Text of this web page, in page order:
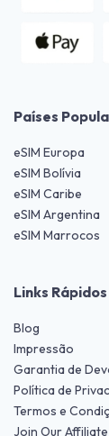
Países
eSIM Europa
eSIM Bolívia
eSIM Caribe
eSIM Argentina
eSIM Marrocos
Links Rápidos
Blog
Impressão
Garantia de
Política de
Termos e
Join Our